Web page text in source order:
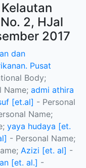
2, HJal
2017
dan
Pusat
Body;
Name; admi athira
[et.al] - Personal
Name;
yaya hudaya [et.
- Personal Name;
Azizi [et. al] -
[et. al.] -